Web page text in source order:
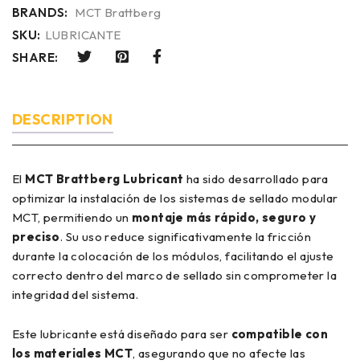
BRANDS: MCT Brattberg
SKU: LUBRICANTE
SHARE:
DESCRIPTION
El MCT Brattberg Lubricant ha sido desarrollado para
optimizar la instalación de los sistemas de sellado modular
MCT, permitiendo un montaje más rápido, seguro y
preciso. Su uso reduce significativamente la fricción
durante la colocación de los módulos, facilitando el ajuste
correcto dentro del marco de sellado sin comprometer la
integridad del sistema.
Este lubricante está diseñado para ser compatible con
los materiales MCT, asegurando que no afecte las